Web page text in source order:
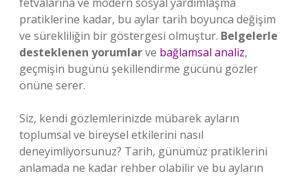
pratiklerine kadar, bu aylar tarih boyunca değişim
ve sürekliliğin bir göstergesi olmuştur. Belgelerle
desteklenen yorumlarve bağlamsal analiz,
geçmişin bugünü şekillendirme gücünü gözler
önüne serer.
Siz, kendi gözlemlerinizde mübarek ayların
toplumsal ve bireysel etkilerini nasıl
deneyimliyorsunuz? Tarih, günümüz pratiklerini
anlamada ne kadar rehber olabilir ve bu ayların